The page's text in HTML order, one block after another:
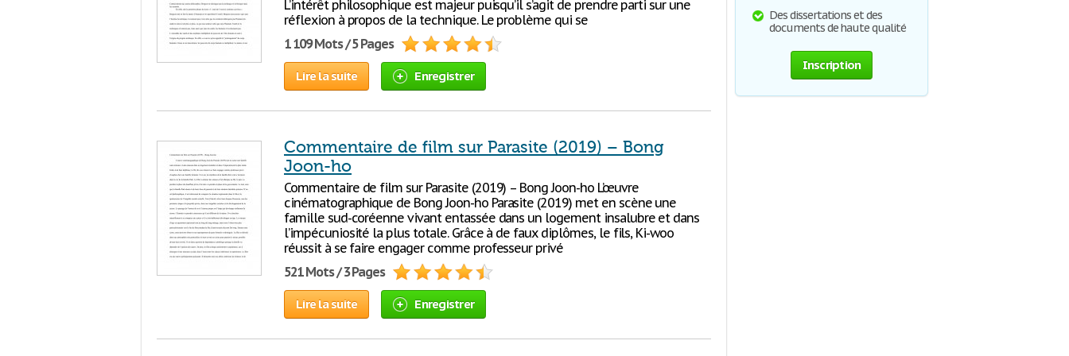
L’intérêt philosophique est majeur puisqu’il s’agit de prendre parti sur une
réflexion à propos de la technique. Le problème qui se
1 109 Mots / 5 Pages
Lire la suite Enregistrer
Commentaire de film sur Parasite (2019) – Bong
Joon-ho
Commentaire de film sur Parasite (2019) – Bong Joon-ho L’œuvre
cinématographique de Bong Joon-ho Parasite (2019) met en scène une
famille sud-coréenne vivant entassée dans un logement insalubre et dans
l’impécuniosité la plus totale. Grâce à de faux diplômes, le fils, Ki-woo
réussit à se faire engager comme professeur privé
521 Mots / 3 Pages
Lire la suite Enregistrer
Des dissertations et des
documents de haute qualité
Inscription